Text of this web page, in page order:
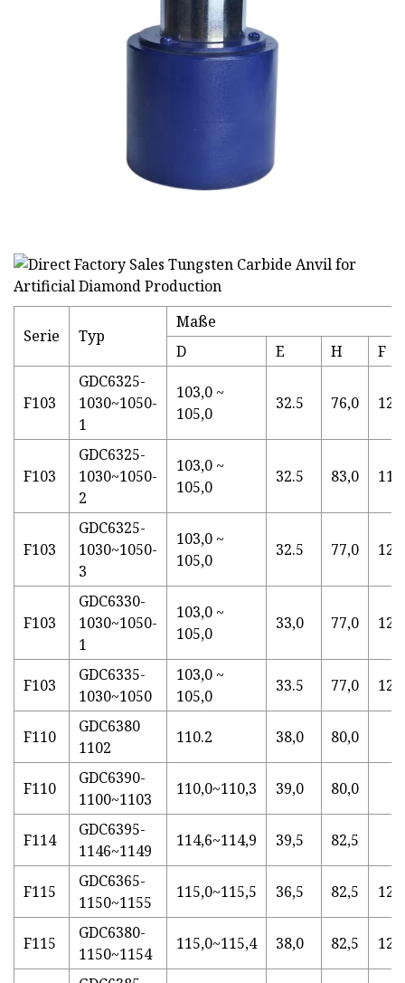
Serie Typ
Maße
D
E H F
F103
GDC6325-
1030~1050-
1
103,0 ~
105,0
32.5 76,0 12.5
F103
GDC6325-
1030~1050-
2
103,0 ~
105,0
32.5 83,0 11.5
F103
GDC6325-
1030~1050-
3
103,0 ~
105,0
32.5 77,0 12.5
F103
GDC6330-
1030~1050-
1
103,0 ~
105,0
33,0 77,0 12.5
F103
GDC6335-
1030~1050
103,0 ~
105,0
33.5 77,0 12.5
F110
GDC6380
1102
110.2 38,0 80,0
F110
GDC6390-
1100~1103
110,0~110,3 39,0 80,0
F114
GDC6395-
1146~1149
114,6~114,9 39,5 82,5
F115
GDC6365-
1150~1155
115,0~115,5 36,5 82,5 12.5
F115
GDC6380-
1150~1154
115,0~115,4 38,0 82,5 12.5